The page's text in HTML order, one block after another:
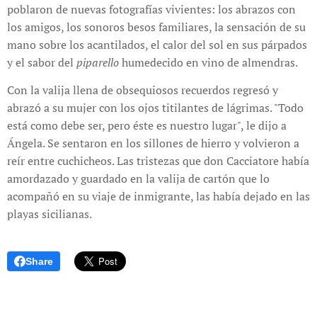
poblaron de nuevas fotografías vivientes: los abrazos con
los amigos, los sonoros besos familiares, la sensación de su
mano sobre los acantilados, el calor del sol en sus párpados
y el sabor del piparellohumedecido en vino de almendras.
Con la valija llena de obsequiosos recuerdos regresó y
abrazó a su mujer con los ojos titilantes de lágrimas. "Todo
está como debe ser, pero éste es nuestro lugar", le dijo a
Ángela. Se sentaron en los sillones de hierro y volvieron a
reír entre cuchicheos. Las tristezas que don Cacciatore había
amordazado y guardado en la valija de cartón que lo
acompañó en su viaje de inmigrante, las había dejado en las
playas sicilianas.
Share